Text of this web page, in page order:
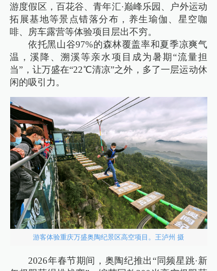
游度假区，百花谷、青年汇·巅峰乐园、户外运动
拓展基地等景点错落分布，养生瑜伽、星空咖
啡、房车露营等体验项目层出不穷。
依托黑山谷97%的森林覆盖率和夏季凉爽气
温，溪降、溯溪等亲水项目成为暑期“流量担
当”，让万盛在“22℃清凉”之外，多了一层运动休
闲的吸引力。
游客体验重庆万盛奥陶纪景区高空项目。王泸州 摄
2026年春节期间，奥陶纪推出“同频星跳·新